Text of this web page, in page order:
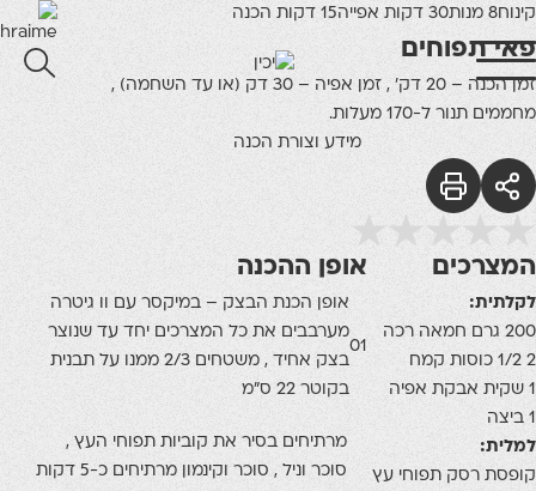
קינוח8 מנות 30 דקות אפייה 15 דקות הכנה
פאי תפוחים
זמן הכנה – 20 דק' , זמן אפיה – 30 דק (או עד השחמה) ,
מחממים תנור ל-170 מעלות.
מידע וצורת הכנה
המצרכים
לקלתית:
200 גרם חמאה רכה
2 1/2 כוסות קמח
1 שקית אבקת אפיה
1 ביצה
למלית:
קופסת רסק תפוחי עץ
אופן ההכנה
01
אופן הכנת הבצק – במיקסר עם וו גיטרה
מערבבים את כל המצרכים יחד עד שנוצר
בצק אחיד , משטחים 2/3 ממנו על תבנית
בקוטר 22 ס"מ
מרתיחים בסיר את קוביות תפוחי העץ ,
סוכר וניל , סוכר וקינמון מרתיחים כ-5 דקות